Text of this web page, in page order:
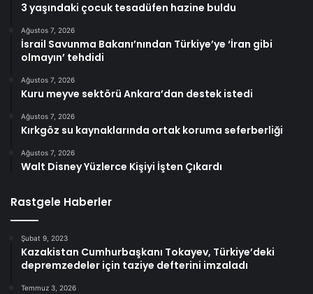
3 yaşındaki çocuk tesadüfen hazine buldu
Ağustos 7, 2026
İsrail Savunma Bakanı’nından Türkiye’ye ‘İran gibi
olmayın’ tehdidi
Ağustos 7, 2026
Kuru meyve sektörü Ankara’dan destek istedi
Ağustos 7, 2026
Kırkgöz su kaynaklarında ortak koruma seferberliği
Ağustos 7, 2026
Walt Disney Yüzlerce Kişiyi İşten Çıkardı
Rastgele Haberler
Şubat 9, 2023
Kazakistan Cumhurbaşkanı Tokayev, Türkiye’deki
depremzedeler için taziye defterini imzaladı
Temmuz 3, 2026